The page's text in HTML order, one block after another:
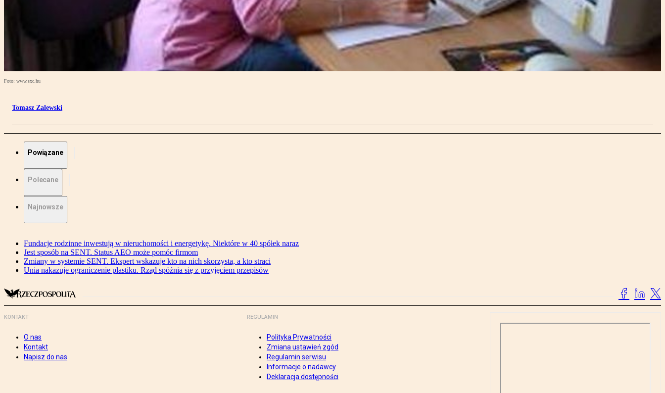
Foto: www.sxc.hu
Tomasz Zalewski
Powiązane
Polecane
Najnowsze
Fundacje rodzinne inwestują w nieruchomości i energetykę. Niektóre w 40 spółek naraz
Jest sposób na SENT. Status AEO może pomóc firmom
Zmiany w systemie SENT. Ekspert wskazuje kto na nich skorzysta, a kto straci
Unia nakazuje ograniczenie plastiku. Rząd spóźnia się z przyjęciem przepisów
KONTAKT
O nas
Kontakt
Napisz do nas
REGULAMIN
Polityka Prywatności
Zmiana ustawień zgód
Regulamin serwisu
Informacje o nadawcy
Deklaracja dostępności